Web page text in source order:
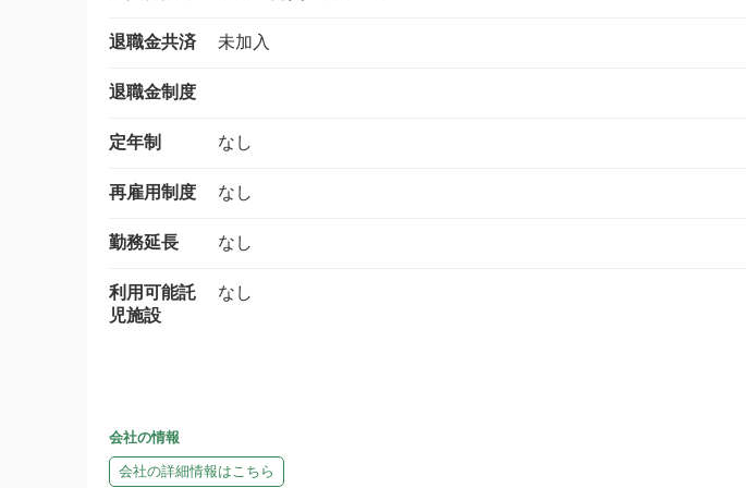
退職金共済 未加入
退職金制度
定年制 なし
再雇用制度 なし
勤務延長 なし
利用可能託
児施設
なし
会社の情報
会社の詳細情報はこちら